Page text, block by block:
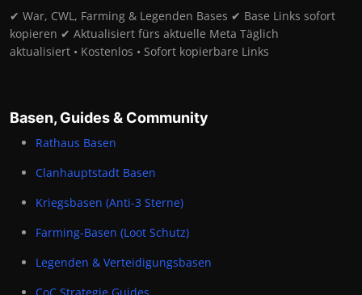
✔ War, CWL, Farming & Legenden Bases ✔ Base Links sofort
kopieren ✔ Aktualisiert fürs aktuelle Meta Täglich
aktualisiert • Kostenlos • Sofort kopierbare Links
Basen, Guides & Community
Rathaus Basen
Clanhauptstadt Basen
Kriegsbasen (Anti-3 Sterne)
Farming-Basen (Loot Schutz)
Legenden & Verteidigungsbasen